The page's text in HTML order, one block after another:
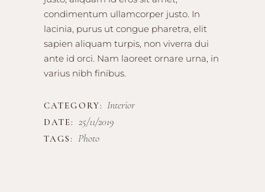
condimentum ullamcorper justo. In
lacinia, purus ut congue pharetra, elit
sapien aliquam turpis, non viverra dui
ante id orci. Nam laoreet ornare urna, in
varius nibh finibus.
CATEGORY: Interior
DATE: 25/11/2019
TAGS: Photo